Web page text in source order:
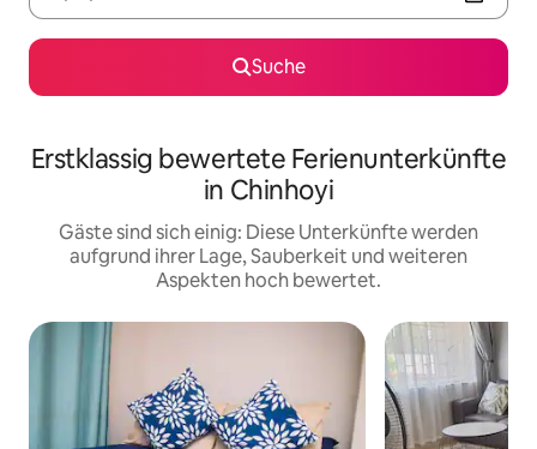
Suche
Erstklassig bewertete Ferienunterkünfte
in Chinhoyi
Gäste sind sich einig: Diese Unterkünfte werden
aufgrund ihrer Lage, Sauberkeit und weiteren
Aspekten hoch bewertet.